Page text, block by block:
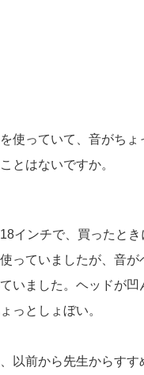
使っていて、音がちょ
とはないですか。
インチで、買ったと
っていましたが、音が
いました。ヘッドが凹
っとしょぼい。
以前から先生からすす